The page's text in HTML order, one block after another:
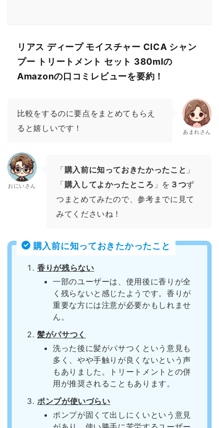
リアス ディープ モイスチャー CICA シャン
プー トリートメント セット 380mlの
Amazonの口コミレビューを要約！
比較をするのに要点をまとめてもらえ
ると嬉しいです！
あまれさん
おにいさん
「購入前に知っておきたかったこと 」
「購入してよかったところ 」を ３つず
つまとめてみたので、参考までに見て
みてくださいね！
購入前に知っておきたかったこと
香りが残らない
一部のユーザーは、使用後に香りが全
く残らないと感じたようです。香りが
重要な方には注意が必要かもしれませ
ん。
髪がパサつく
洗った後に髪がパサつくという意見も
多く、やや手触りが良くないという声
もありました。トリートメントとの併
用が推奨されることもあります。
ポンプが使いづらい
ポンプが固くて出しにくいという意見